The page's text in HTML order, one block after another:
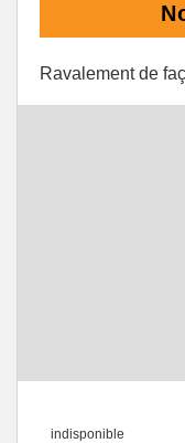
Ravalement de
indisponible